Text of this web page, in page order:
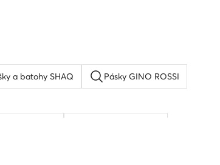
a batohy SHAQ Pásky GINO ROSSI